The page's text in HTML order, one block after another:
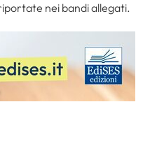
nei bandi allegati.